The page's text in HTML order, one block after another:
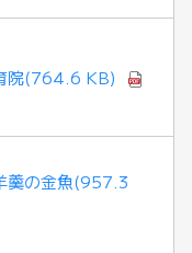
院(764.6 KB)
羹の金魚(957.3